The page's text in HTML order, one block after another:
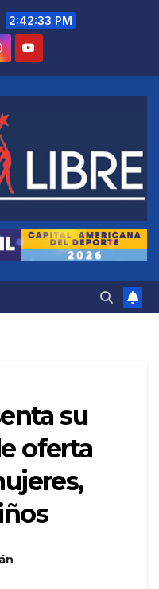
2:42:34 PM
su
oferta